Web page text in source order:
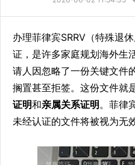
办理菲律宾SRRV（特殊退
证，是许多家庭规划海外生
请人因忽略了一份关键文件
搁置甚至拒签。这份文件就
证明和亲属关系证明。菲律
未经认证的文件将被视为无